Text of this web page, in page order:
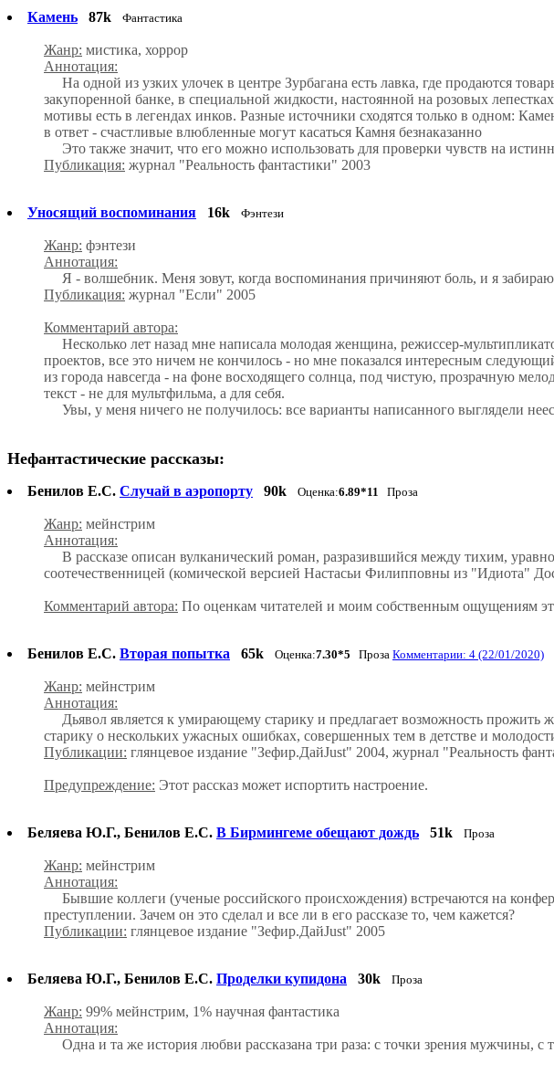
Камень 87k Фантастика
Жанр: мистика, хоррор
Аннотация:
На одной из узких улочек в центре Зурбагана есть лавка, где продаются
закупоренной банке, в специальной жидкости, настоянной на розовых
мотивы есть в легендах инков. Разные источники сходятся только в одном:
в ответ - счастливые влюбленные могут касаться Камня безнаказанно
Это также значит, что его можно использовать для проверки чувств на
Публикация: журнал "Реальность фантастики" 2003
Уносящий воспоминания 16k Фэнтези
Жанр: фэнтези
Аннотация:
Я - волшебник. Меня зовут, когда воспоминания причиняют боль, и я
Публикация: журнал "Если" 2005
Комментарий автора:
Несколько лет назад мне написала молодая женщина, режиссер-
проектов, все это ничем не кончилось - но мне показался интересным
из города навсегда - на фоне восходящего солнца, под чистую, прозрачную
текст - не для мультфильма, а для себя.
Увы, у меня ничего не получилось: все варианты написанного выглядели
Нефантастические рассказы:
Бенилов Е.С. Случай в аэропорту 90k Оценка:6.89*11 Проза
Жанр: мейнстрим
Аннотация:
В рассказе описан вулканический роман, разразившийся между тихим,
соотечественницей (комической версией Настасьи Филипповны из "Идиота"
Комментарий автора: По оценкам читателей и моим собственным ощущениям
Бенилов Е.С. Вторая попытка 65k Оценка:7.30*5 Проза Комментарии: 4 (22/01/2020)
Жанр: мейнстрим
Аннотация:
Дьявол является к умирающему старику и предлагает возможность прожить
старику о нескольких ужасных ошибках, совершенных тем в детстве и
Публикации: глянцевое издание "Зефир.ДайJust" 2004, журнал "Реальность
Предупреждение: Этот рассказ может испортить настроение.
Беляева Ю.Г., Бенилов Е.С. В Бирмингеме обещают дождь 51k Проза
Жанр: мейнстрим
Аннотация:
Бывшие коллеги (ученые российского происхождения) встречаются на
преступлении. Зачем он это сделал и все ли в его рассказе то, чем кажется?
Публикации: глянцевое издание "Зефир.ДайJust" 2005
Беляева Ю.Г., Бенилов Е.С. Проделки купидона 30k Проза
Жанр: 99% мейнстрим, 1% научная фантастика
Аннотация:
Одна и та же история любви рассказана три раза: с точки зрения мужчины, с